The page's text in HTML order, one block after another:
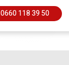
0660 118 39 50